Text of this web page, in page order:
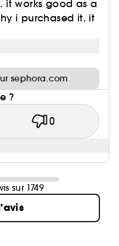
it works good as a
i purchased it. it
sephora.com
?
0
sur 1749